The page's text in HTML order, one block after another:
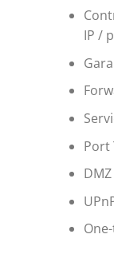
IP /
Port
DMZ